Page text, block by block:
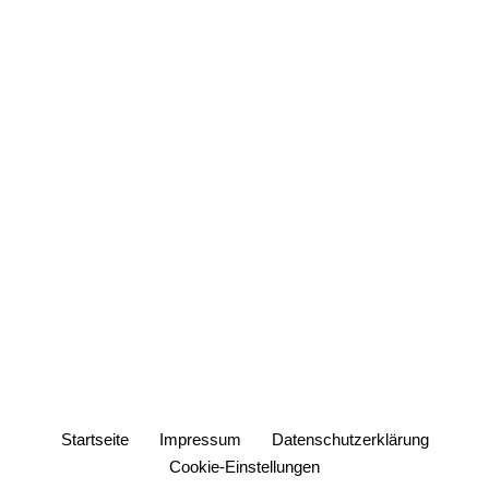
Startseite Impressum
Datenschutzerklärung
Cookie-Einstellungen